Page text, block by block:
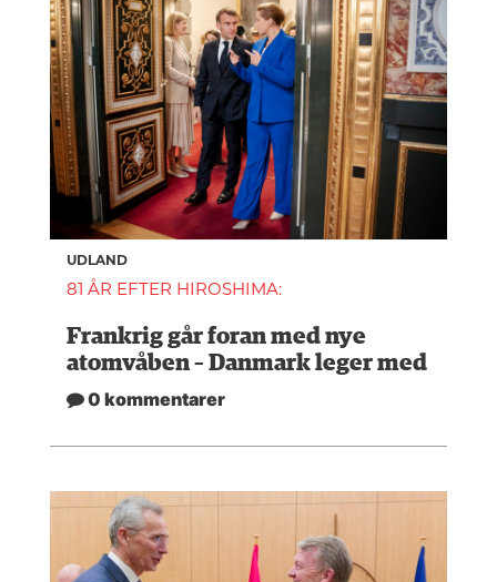
UDLAND
81 ÅR EFTER HIROSHIMA:
Frankrig går foran med nye
atomvåben – Danmark leger med
0 kommentarer